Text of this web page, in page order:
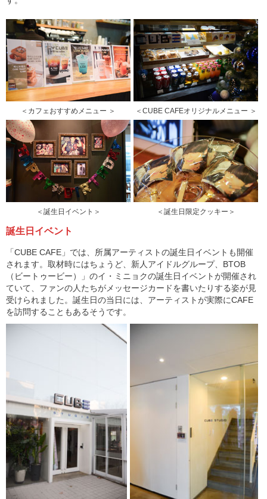
＜カフェおすすめメニュー ＞ ＜CUBE CAFEオリジナルメニュー ＞
＜誕生日イベント＞ ＜誕生日限定クッキー＞
誕生日イベント
「CUBE CAFE」では、所属アーティストの誕生日イベントも開催
されます。取材時にはちょうど、新人アイドルグループ、BTOB
（ビートゥービー）」のイ・ミニョクの誕生日イベントが開催され
ていて、ファンの人たちがメッセージカードを書いたりする姿が見
受けられました。誕生日の当日には、アーティストが実際にCAFE
を訪問することもあるそうです。